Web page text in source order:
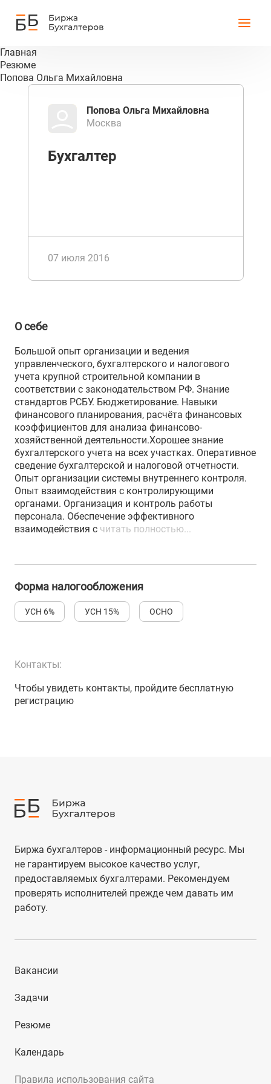
Главная
Резюме
Попова Ольга Михайловна
Попова Ольга Михайловна
Москва
Бухгалтер
07 июля 2016
О себе
Большой опыт организации и ведения
управленческого, бухгалтерского и налогового
учета крупной строительной компании в
соответствии с законодательством РФ. Знание
стандартов РСБУ. Бюджетирование. Навыки
финансового планирования, расчёта финансовых
коэффициентов для анализа финансово-
хозяйственной деятельности.Хорошее знание
бухгалтерского учета на всех участках. Оперативное
сведение бухгалтерской и налоговой отчетности.
Опыт организации системы внутреннего контроля.
Опыт взаимодействия с контролирующими
органами. Организация и контроль работы
персонала. Обеспечение эффективного
взаимодействия с читать полностью...
Форма налогообложения
УСН 6% УСН 15% ОСНО
Контакты:
Чтобы увидеть контакты, пройдите бесплатную
регистрацию
Биржа бухгалтеров - информационный ресурс. Мы
не гарантируем высокое качество услуг,
предоставляемых бухгалтерами. Рекомендуем
проверять исполнителей прежде чем давать им
работу.
Правила использования сайта
Вакансии
Задачи
Резюме
Календарь